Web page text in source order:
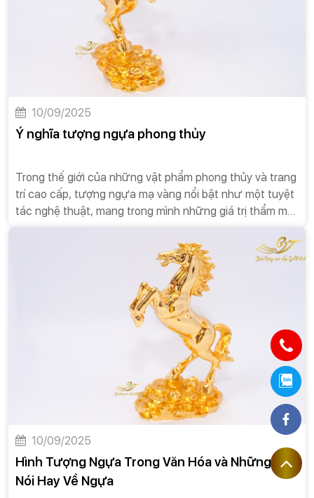
10/09/2025
Ý nghĩa tượng ngựa phong thủy
Trong thế giới của những vật phẩm phong thủy và trang
trí cao cấp, tượng ngựa mạ vàng nổi bật như một tuyệt
tác nghệ thuật, mang trong mình những giá trị thẩm mỹ
và ý nghĩa sâu sắc. Không chỉ là một món đồ trang trí
đơn thuần, tượng ngựa phong thủy còn là biểu tượng
của sự mạnh mẽ, quyền lực, may mắn và tài lộc, được
nhiều người thành công lựa chọn để đặt trong không
gian sống và làm việc. Bài luận này sẽ đi sâu vào phân
tích ý nghĩa của tượng ngựa phong thủy, từ nguồn gốc
văn hóa cho đến các giá trị mà nó mang lại trong đời
10/09/2025
Hình Tượng Ngựa Trong Văn Hóa và Những Câu
Nói Hay Về Ngựa